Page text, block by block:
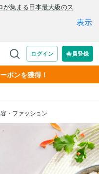
ポンを獲得！
・ファッション